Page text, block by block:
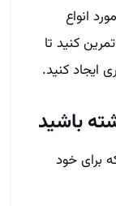
انواع
کنید تا
ایجاد کنید.
برای خود